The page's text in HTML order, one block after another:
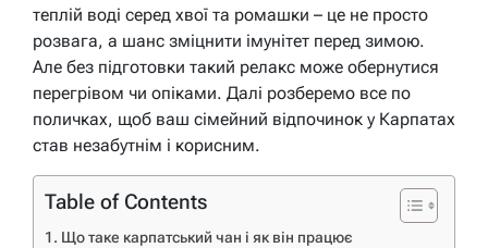
теплій воді серед хвої та ромашки – це не просто
розвага, а шанс зміцнити імунітет перед зимою.
Але без підготовки такий релакс може обернутися
перегрівом чи опіками. Далі розберемо все по
поличках, щоб ваш сімейний відпочинок у Карпатах
став незабутнім і корисним.
Table of Contents
Що таке карпатський чан і як він працює